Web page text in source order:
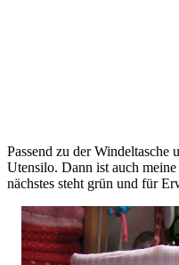
Passend zu der Windeltasche
Utensilo. Dann ist auch meine
nächstes steht grün und für